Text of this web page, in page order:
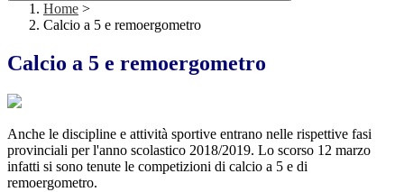
Home >
Calcio a 5 e remoergometro
Calcio a 5 e remoergometro
Anche le discipline e attività sportive entrano nelle rispettive fasi
provinciali per l'anno scolastico 2018/2019. Lo scorso 12 marzo
infatti si sono tenute le competizioni di calcio a 5 e di
remoergometro.